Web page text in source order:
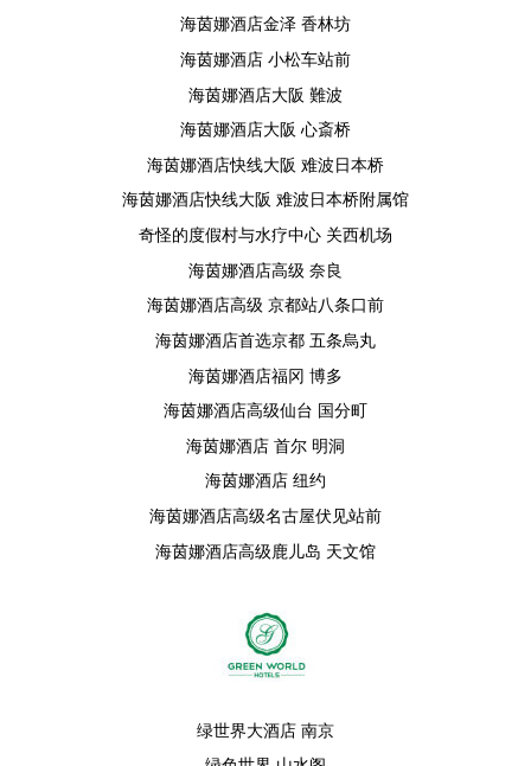
海茵娜酒店金泽 香林坊
海茵娜酒店 小松车站前
海茵娜酒店大阪 難波
海茵娜酒店大阪 心斎桥
海茵娜酒店快线大阪 难波日本桥
海茵娜酒店快线大阪 难波日本桥附属馆
奇怪的度假村与水疗中心 关西机场
海茵娜酒店高级 奈良
海茵娜酒店高级 京都站八条口前
海茵娜酒店首选京都 五条烏丸
海茵娜酒店福冈 博多
海茵娜酒店高级仙台 国分町
海茵娜酒店 首尔 明洞
海茵娜酒店 纽约
海茵娜酒店高级名古屋伏见站前
海茵娜酒店高级鹿儿岛 天文馆
绿世界大酒店 南京